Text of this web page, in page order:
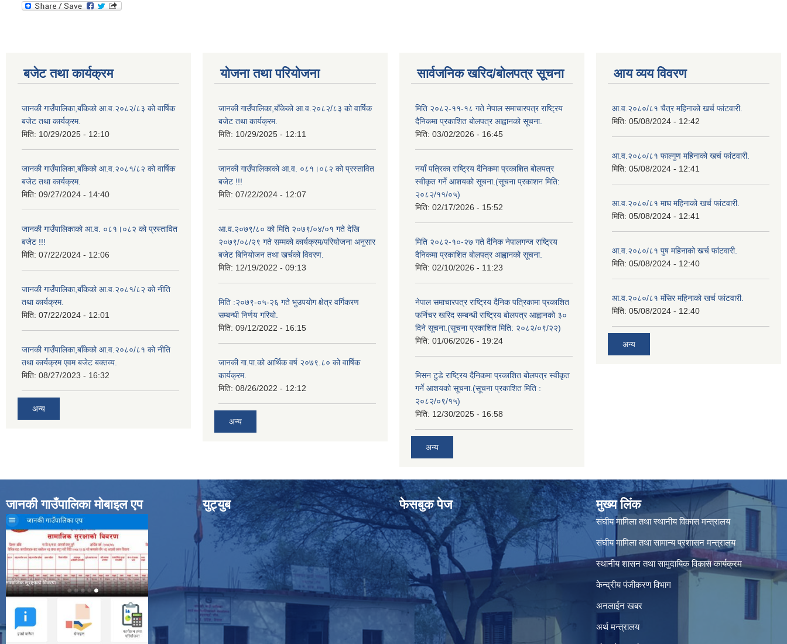
बजेट तथा कार्यक्रम
जानकी गाउँपालिका,बाँकेको आ.व.२०८२/८३ को वार्षिक
बजेट तथा कार्यक्रम.
मिति: 10/29/2025 - 12:10
जानकी गाउँपालिका,बाँकेको आ.व.२०८१/८२ को वार्षिक
बजेट तथा कार्यक्रम.
मिति: 09/27/2024 - 14:40
जानकी गाउँपालिकाको आ.व. ०८१।०८२ को प्रस्तावित
बजेट !!!
मिति: 07/22/2024 - 12:06
जानकी गाउँपालिका,बाँकेको आ.व.२०८१/८२ को नीति
तथा कार्यक्रम.
मिति: 07/22/2024 - 12:01
जानकी गाउँपालिका,बाँकेको आ.व.२०८०/८१ को नीति
तथा कार्यक्रम एवम बजेट बक्तव्य.
मिति: 08/27/2023 - 16:32
अन्य
योजना तथा परियोजना
जानकी गाउँपालिका,बाँकेको आ.व.२०८२/८३ को वार्षिक
बजेट तथा कार्यक्रम.
मिति: 10/29/2025 - 12:11
जानकी गाउँपालिकाको आ.व. ०८१।०८२ को प्रस्तावित
बजेट !!!
मिति: 07/22/2024 - 12:07
आ.व.२०७९/८० को मिति २०७९/०४/०१ गते देखि
२०७९/०८/२९ गते सम्मको कार्यक्रम/परियोजना अनुसार
बजेट बिनियोजन तथा खर्चको विवरण.
मिति: 12/19/2022 - 09:13
मिति :२०७९-०५-२६ गते भुउपयोग क्षेत्र वर्गिकरण
सम्बन्धी निर्णय गरियो.
मिति: 09/12/2022 - 16:15
जानकी गा.पा.को आर्थिक वर्ष २०७९.८० को वार्षिक
कार्यक्रम.
मिति: 08/26/2022 - 12:12
अन्य
सार्वजनिक खरिद/बोलपत्र सूचना
मिति २०८२-११-१८ गते नेपाल समाचारपत्र राष्ट्रिय
दैनिकमा प्रकाशित बोलपत्र आह्वानको सूचना.
मिति: 03/02/2026 - 16:45
नयाँ पत्रिका राष्ट्रिय दैनिकमा प्रकाशित बोलपत्र
स्वीकृत गर्ने आशयको सूचना.(सूचना प्रकाशन मिति:
२०८२/११/०५)
मिति: 02/17/2026 - 15:52
मिति २०८२-१०-२७ गते दैनिक नेपालगन्ज राष्ट्रिय
दैनिकमा प्रकाशित बोलपत्र आह्वानको सूचना.
मिति: 02/10/2026 - 11:23
नेपाल समाचारपत्र राष्ट्रिय दैनिक पत्रिकामा प्रकाशित
फर्निचर खरिद सम्बन्धी राष्ट्रिय बोलपत्र आह्वानको ३०
दिने सूचना.(सूचना प्रकाशित मिति: २०८२/०९/२२)
मिति: 01/06/2026 - 19:24
मिसन टुडे राष्ट्रिय दैनिकमा प्रकाशित बोलपत्र स्वीकृत
गर्ने आशयको सूचना.(सूचना प्रकाशित मिति :
२०८२/०९/१५)
मिति: 12/30/2025 - 16:58
अन्य
आय व्यय विवरण
आ.व.२०८०/८१ चैत्र महिनाको खर्च फांटवारी.
मिति: 05/08/2024 - 12:42
आ.व.२०८०/८१ फाल्गुण महिनाको खर्च फांटवारी.
मिति: 05/08/2024 - 12:41
आ.व.२०८०/८१ माघ महिनाको खर्च फांटवारी.
मिति: 05/08/2024 - 12:41
आ.व.२०८०/८१ पुष महिनाको खर्च फांटवारी.
मिति: 05/08/2024 - 12:40
आ.व.२०८०/८१ मंसिर महिनाको खर्च फांटवारी.
मिति: 05/08/2024 - 12:40
अन्य
जानकी गाउँपालिका मोबाइल एप युट्युब फेसबुक पेज मुख्य लिंक
संघीय मामिला तथा स्थानीय विकास मन्त्रालय
संघीय मामिला तथा सामान्य प्रशासन मन्त्रालय
स्थानीय शासन तथा सामुदायिक विकास कार्यक्रम
केन्द्रीय पंजीकरण विभाग
अनलाईन खबर
अर्थ मन्त्रालय